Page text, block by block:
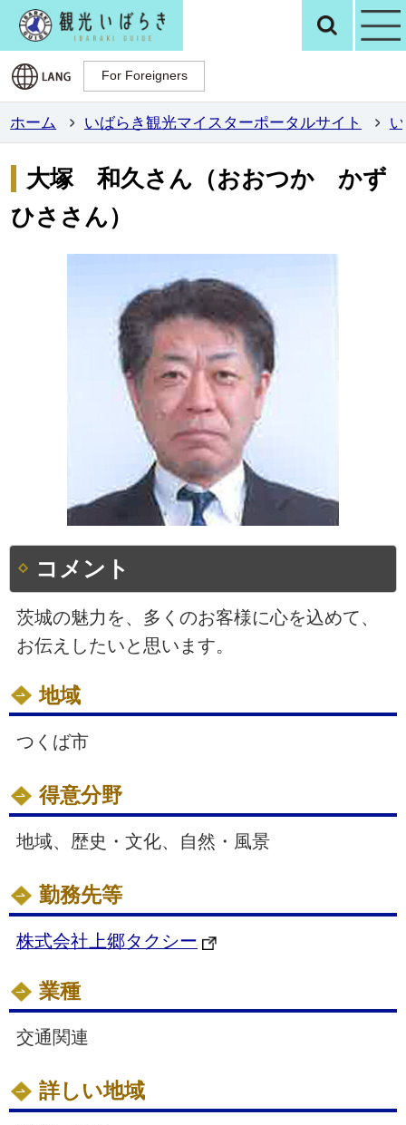
観光いばらき検
For Foreigners
For Foreigners
ホーム いばらき観光マイスターポータルサイト
大塚 和久さん（おおつか かず
ひささん）
コメント
茨城の魅力を、多くのお客様に心を込めて、
お伝えしたいと思います。
地域
つくば市
得意分野
地域、歴史・文化、自然・風景
勤務先等
株式会社上郷タクシー
業種
交通関連
詳しい地域